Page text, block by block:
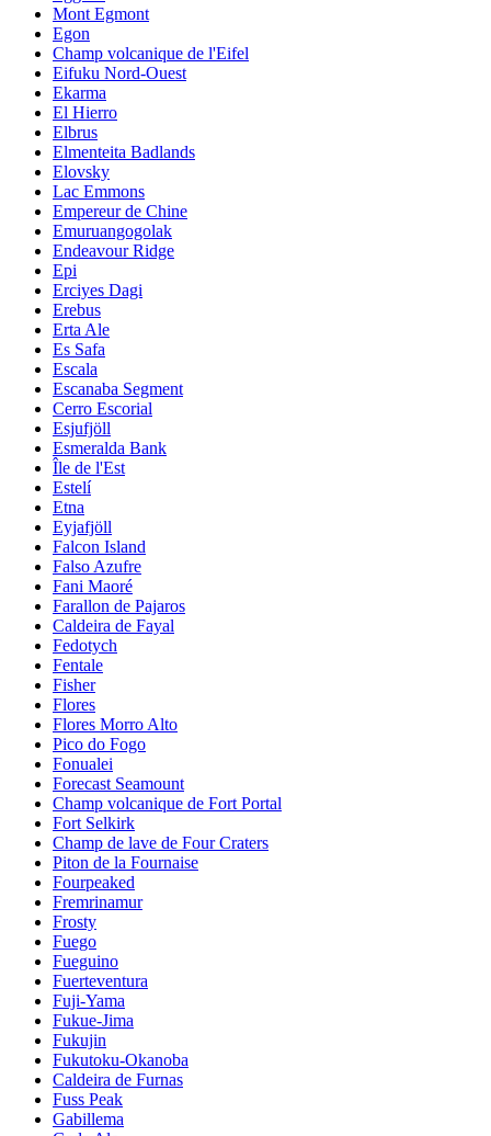
Mont Egmont
Egon
Champ volcanique de l'Eifel
Eifuku Nord-Ouest
Ekarma
El Hierro
Elbrus
Elmenteita Badlands
Elovsky
Lac Emmons
Empereur de Chine
Emuruangogolak
Endeavour Ridge
Epi
Erciyes Dagi
Erebus
Erta Ale
Es Safa
Escala
Escanaba Segment
Cerro Escorial
Esjufjöll
Esmeralda Bank
Île de l'Est
Estelí
Etna
Eyjafjöll
Falcon Island
Falso Azufre
Fani Maoré
Farallon de Pajaros
Caldeira de Fayal
Fedotych
Fentale
Fisher
Flores
Flores Morro Alto
Pico do Fogo
Fonualei
Forecast Seamount
Champ volcanique de Fort Portal
Fort Selkirk
Champ de lave de Four Craters
Piton de la Fournaise
Fourpeaked
Fremrinamur
Frosty
Fuego
Fueguino
Fuerteventura
Fuji-Yama
Fukue-Jima
Fukujin
Fukutoku-Okanoba
Caldeira de Furnas
Fuss Peak
Gabillema